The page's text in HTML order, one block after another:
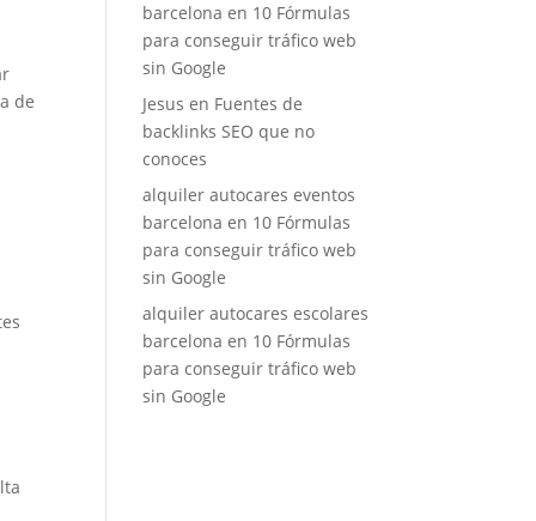
de
barcelona en 10 Fórmulas
para conseguir tráfico web
sin Google
Jesus en Fuentes de
backlinks SEO que no
conoces
alquiler autocares eventos
barcelona en 10 Fórmulas
para conseguir tráfico web
sin Google
alquiler autocares escolares
barcelona en 10 Fórmulas
para conseguir tráfico web
sin Google